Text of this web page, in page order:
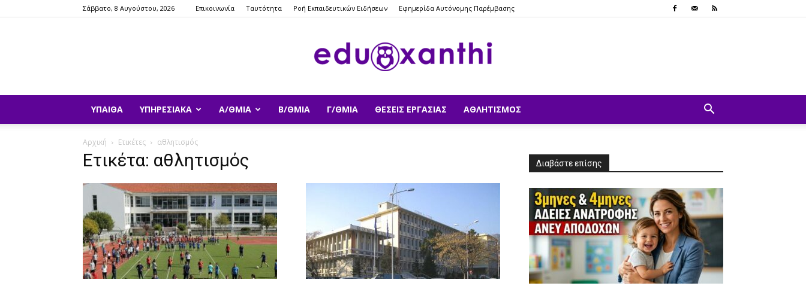
Σάββατο, 8 Αυγούστου, 2026 Επικοινωνία Ταυτότητα Ροή Εκπαιδευτικών Ειδήσεων Εφημερίδα Αυτόνομης Παρέμβασης
eduxanthi
ΥΠΑΙΘΑ ΥΠΗΡΕΣΙΑΚΆ Α/ΘΜΙΑ Β/ΘΜΙΑ Γ/ΘΜΙΑ ΘΈΣΕΙΣ ΕΡΓΑΣΊΑΣ ΑΘΛΗΤΙΣΜΌΣ
Αρχική Ετικέτες αθλητισμός
Ετικέτα: αθλητισμός Διαβάστε επίσης